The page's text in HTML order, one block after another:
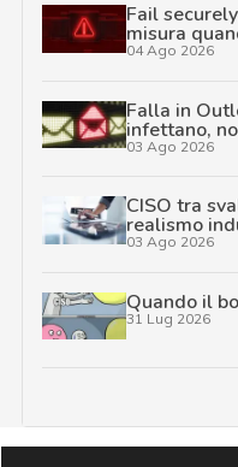
Fail
misura
04 Ago 2026
Falla in
infettano,
03 Ago 2026
CISO tra
realismo
03 Ago 2026
Quando il
31 Lug 2026